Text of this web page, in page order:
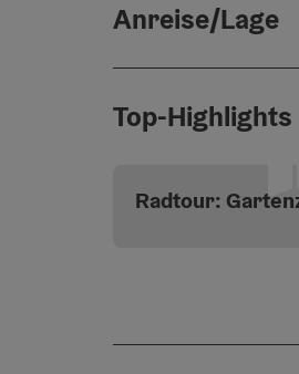
Anreise/Lage
Top-Highlights
Radtour: